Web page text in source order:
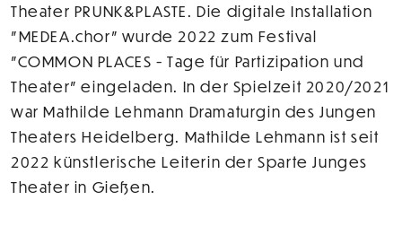
Theater PRUNK&PLASTE. Die digitale Installation
"MEDEA.chor" wurde 2022 zum Festival
"COMMON PLACES - Tage für Partizipation und
Theater" eingeladen. In der Spielzeit 2020/2021
war Mathilde Lehmann Dramaturgin des Jungen
Theaters Heidelberg. Mathilde Lehmann ist seit
2022 künstlerische Leiterin der Sparte Junges
Theater in Gießen.